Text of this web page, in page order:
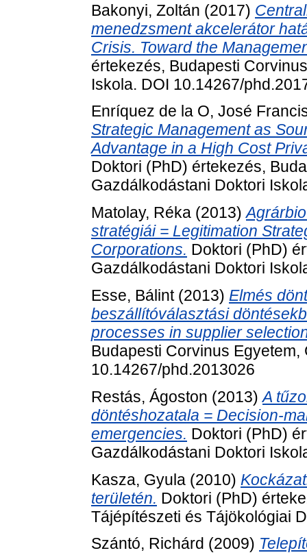
Bakonyi, Zoltán (2017)
menedzsment akcelerátor
Crisis. Toward the
értekezés, Budapesti
Iskola. DOI 10.14267/
Enríquez de la O, José
Strategic Management as
Advantage in a High Cost
Doktori (PhD) értekezés,
Gazdálkodástani Doktori
Matolay, Réka (2013)
stratégiái = Legitimation
Corporations. Doktori (PhD)
Gazdálkodástani Doktori
Esse, Bálint(2013) Elmés
beszállítóválasztási
processes in supplier
Budapesti Corvinus
10.14267/phd.2013026
Restás, Ágoston (2013)A
döntéshozatala = Decision-
emergencies. Doktori (PhD)
Gazdálkodástani Doktori
Kasza, Gyula (2010)
területén. Doktori (PhD)
Tájépítészeti és Tájökológiai
Szántó, Richárd (2009)